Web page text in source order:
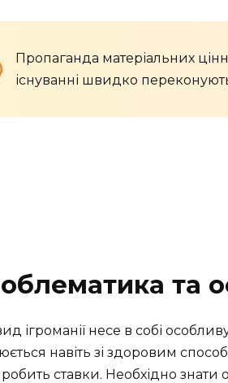
Пропаганда матеріальних
існуванні швидко
та
ігроманії несе в собі
навіть зі здоровим
ставки. Необхідно знати